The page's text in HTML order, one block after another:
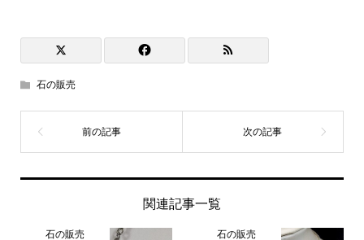
石の販売
関連記事一覧
石の販売 石の販売